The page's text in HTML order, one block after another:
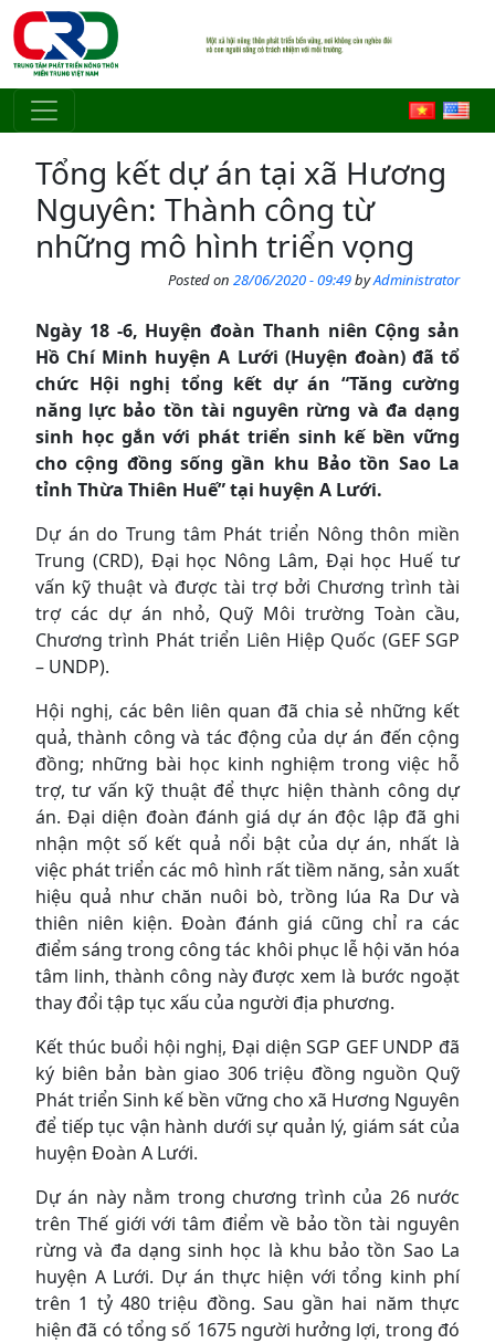
Skip to main content
Tổng kết dự án tại xã Hương
Nguyên: Thành công từ
những mô hình triển vọng
Posted on 28/06/2020 - 09:49byAdministrator
Ngày 18 -6, Huyện đoàn Thanh niên Cộng sản
Hồ Chí Minh huyện A Lưới (Huyện đoàn) đã tổ
chức Hội nghị tổng kết dự án “Tăng cường
năng lực bảo tồn tài nguyên rừng và đa dạng
sinh học gắn với phát triển sinh kế bền vững
cho cộng đồng sống gần khu Bảo tồn Sao La
tỉnh Thừa Thiên Huế” tại huyện A Lưới.
Dự án do Trung tâm Phát triển Nông thôn miền
Trung (CRD), Đại học Nông Lâm, Đại học Huế tư
vấn kỹ thuật và được tài trợ bởi Chương trình tài
trợ các dự án nhỏ, Quỹ Môi trường Toàn cầu,
Chương trình Phát triển Liên Hiệp Quốc (GEF SGP
– UNDP).
Hội nghị, các bên liên quan đã chia sẻ những kết
quả, thành công và tác động của dự án đến cộng
đồng; những bài học kinh nghiệm trong việc hỗ
trợ, tư vấn kỹ thuật để thực hiện thành công dự
án. Đại diện đoàn đánh giá dự án độc lập đã ghi
nhận một số kết quả nổi bật của dự án, nhất là
việc phát triển các mô hình rất tiềm năng, sản xuất
hiệu quả như chăn nuôi bò, trồng lúa Ra Dư và
thiên niên kiện. Đoàn đánh giá cũng chỉ ra các
điểm sáng trong công tác khôi phục lễ hội văn hóa
tâm linh, thành công này được xem là bước ngoặt
thay đổi tập tục xấu của người địa phương.
Kết thúc buổi hội nghị, Đại diện SGP GEF UNDP đã
ký biên bản bàn giao 306 triệu đồng nguồn Quỹ
Phát triển Sinh kế bền vững cho xã Hương Nguyên
để tiếp tục vận hành dưới sự quản lý, giám sát của
huyện Đoàn A Lưới.
Dự án này nằm trong chương trình của 26 nước
trên Thế giới với tâm điểm về bảo tồn tài nguyên
rừng và đa dạng sinh học là khu bảo tồn Sao La
huyện A Lưới. Dự án thực hiện với tổng kinh phí
trên 1 tỷ 480 triệu đồng. Sau gần hai năm thực
hiện đã có tổng số 1675 người hưởng lợi, trong đó